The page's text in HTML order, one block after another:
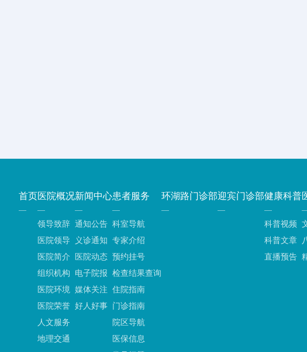
首页医院概况
领导致辞
医院领导
医院简介
组织机构
医院环境
医院荣誉
人文服务
地理交通
新闻中心
通知公告
义诊通知
医院动态
电子院报
媒体关注
好人好事
患者服务
科室导航
专家介绍
预约挂号
检查结果查询
住院指南
门诊指南
院区导航
医保信息
环湖路门诊部迎宾门诊部健康科普
科普视频
科普文章
直播预告